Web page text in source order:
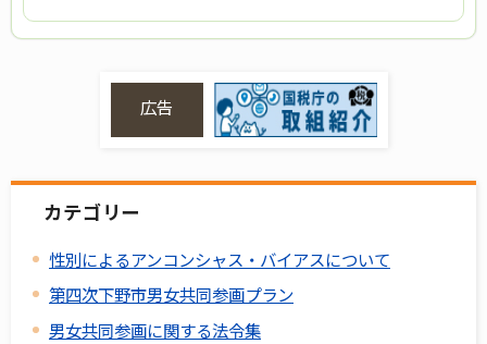
広告
カテゴリー
性別によるアンコンシャス・バイアスについて
第四次下野市男女共同参画プラン
男女共同参画に関する法令集